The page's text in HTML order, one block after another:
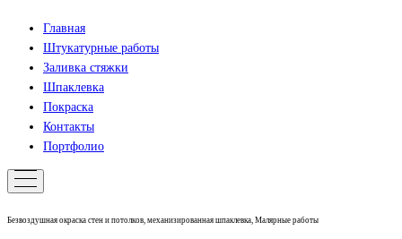
Главная
Штукатурные работы
Заливка стяжки
Шпаклевка
Покраска
Контакты
Портфолио
Безвоздушная окраска стен и потолков, механизированная шпаклевка, Малярные работы